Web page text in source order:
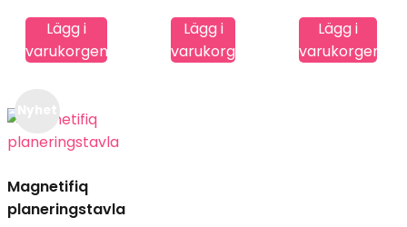
Lägg i
varukorgen
Lägg i
varukorgen
Lägg i
varukorgen
väljas
Magnetifiq
planeringstavla